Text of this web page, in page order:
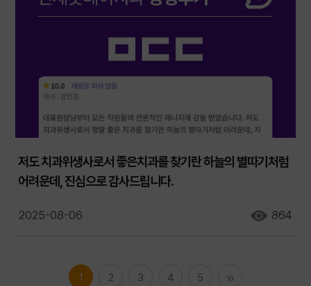
저도 치과위생사로서 좋은치과를 찾기란 하늘의 별따기처럼
어려운데, 진심으로 감사드립니다.
2025-08-06 864
1 2 3 4 5